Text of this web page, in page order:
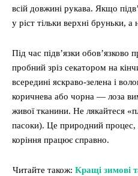
всій довжині рукава. Якщо
у ріст тільки верхні бруньки,
Під час підв’язки обов’язково
пробний зріз секатором на
всередині яскраво-зелена і
коричнева або чорна — лоза
живої тканини. Не лякайтеся
пасоки). Це природний процес,
коріння працює справно.
Читайте також: Кращі зимові